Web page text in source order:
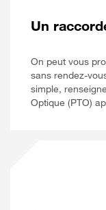
Un
On peut vous
sans rendez-
simple,
Optique (PTO)